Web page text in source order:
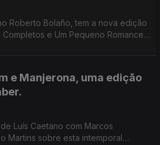
Roberto Bolaño, tem a nova edição
e Um Pequeno Romance
e Manjerona, uma edição
Luís Caetano com Marcos
Martins sobre esta intemporal